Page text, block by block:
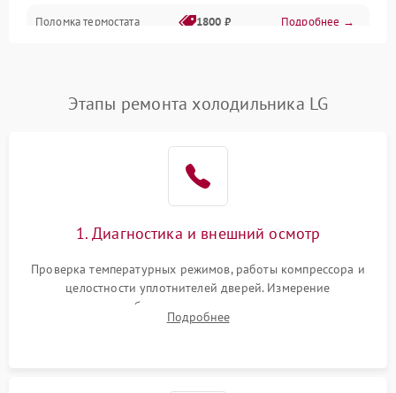
Поломка термостата 1800 ₽ Подробнее →
Поломка системы No Frost 2600 ₽ Подробнее →
работе
2000 ₽ Подробнее →
1000 ₽
1800 ₽
Этапы ремонта холодильника LG
1. Диагностика и внешний осмотр
Проверка температурных режимов, работы компрессора и
целостности уплотнителей дверей. Измерение
сопротивления обмоток мотора, проверка термостата и
считывание кодов ошибок с электронного дисплея.
Подробнее